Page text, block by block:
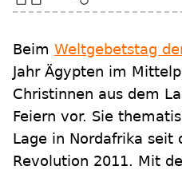
Beim Weltgebetstag
Jahr Ägypten im
Christinnen aus dem
Feiern vor. Sie
Lage in Nordafrika seit
Revolution 2011. Mit